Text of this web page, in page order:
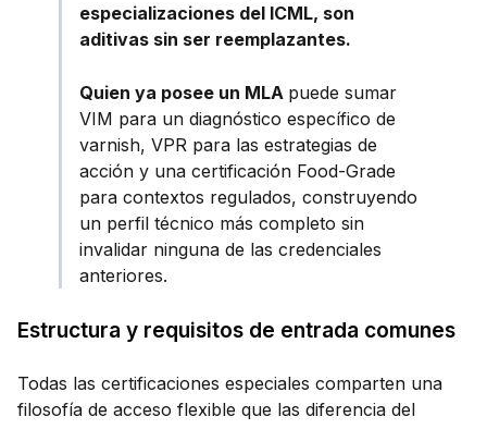
especializaciones del ICML, son
aditivas sin ser reemplazantes.
Quien ya posee un MLA puede sumar
VIM para un diagnóstico específico de
varnish, VPR para las estrategias de
acción y una certificación Food-Grade
para contextos regulados, construyendo
un perfil técnico más completo sin
invalidar ninguna de las credenciales
anteriores.
Estructura y requisitos de entrada comunes
Todas las certificaciones especiales comparten una
filosofía de acceso flexible que las diferencia del